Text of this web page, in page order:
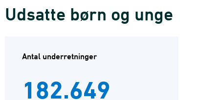
Udsatte børn og unge
Antal underretninger
182.649